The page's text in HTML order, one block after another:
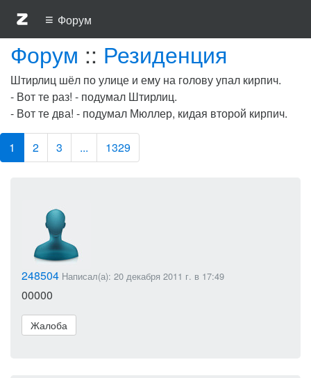
≡ Форум
Форум :: Резиденция
Штирлиц шёл по улице и ему на голову упал кирпич.
- Вот те раз! - подумал Штирлиц.
- Вот те два! - подумал Мюллер, кидая второй кирпич.
1 2 3 ... 1329
248504 Написал(а): 20 декабря 2011 г. в 17:49
00000
Жалоба